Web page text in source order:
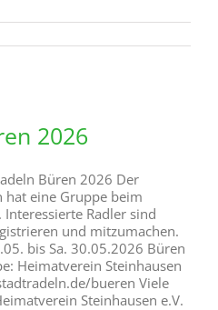
2026
Büren 2026 Der
hat eine Gruppe beim
Radler sind
und mitzumachen.
bis Sa. 30.05.2026 Büren
Heimatverein Steinhausen
bueren Viele
Steinhausen e.V.